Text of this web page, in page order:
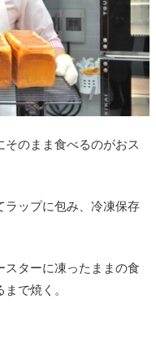
のまま食べるのがおス
ップに包み、冷凍保存
ターに凍ったままの食
で焼く。